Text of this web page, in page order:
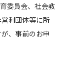
委員会、社会教
利団体等に所
、事前のお申